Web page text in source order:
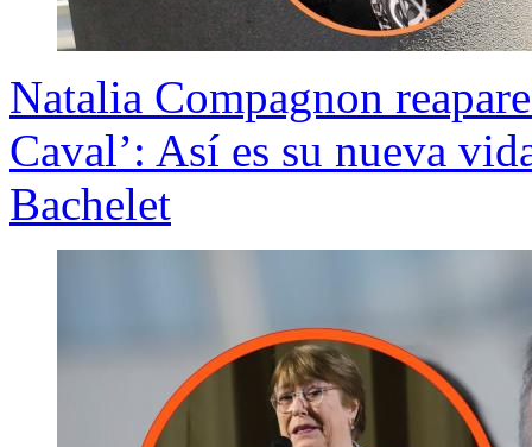
Natalia Compagnon
Caval’: Así es su nueva
Bachelet